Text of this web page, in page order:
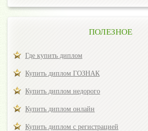
ПОЛЕЗНОЕ
Где купить диплом
Купить диплом ГОЗНАК
Купить диплом недорого
Купить диплом онлайн
Купить диплом с регистрацией